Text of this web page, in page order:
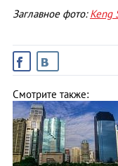
Заглавное фото:Keng
Смотрите также: